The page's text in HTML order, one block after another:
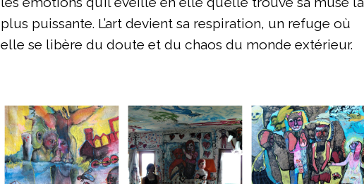
plus puissante. L’art devient sa respiration, un refuge où
elle se libère du doute et du chaos du monde extérieur.